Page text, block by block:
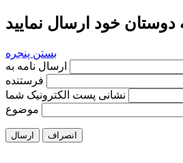
دوستان خود ارسال نمایید
بستن پنجره
فرستنده
نشانی پست الکترونیک شما
موضوع
ارسال انصراف